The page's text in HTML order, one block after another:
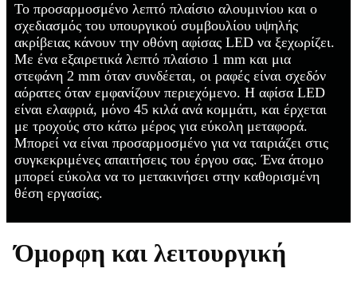
Το προσαρμοσμένο λεπτό πλαίσιο αλουμινίου και ο
σχεδιασμός του υπουργικού συμβουλίου υψηλής
ακρίβειας κάνουν την οθόνη αφίσας LED να ξεχωρίζει.
Με ένα εξαιρετικά λεπτό πλαίσιο 1 mm και μια
στεφάνη 2 mm όταν συνδέεται, οι ραφές είναι σχεδόν
αόρατες όταν εμφανίζουν περιεχόμενο. Η αφίσα LED
είναι ελαφριά, μόνο 45 κιλά ανά κομμάτι, και έρχεται
με τροχούς στο κάτω μέρος για εύκολη μεταφορά.
Μπορεί να είναι προσαρμοσμένο για να ταιριάζει στις
συγκεκριμένες απαιτήσεις του έργου σας. Ένα άτομο
μπορεί εύκολα να το μετακινήσει στην καθορισμένη
θέση εργασίας.
Όμορφη και λειτουργική